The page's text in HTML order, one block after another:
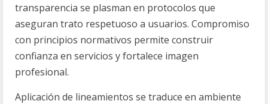
transparencia se plasman en protocolos que
aseguran trato respetuoso a usuarios. Compromiso
con principios normativos permite construir
confianza en servicios y fortalece imagen
profesional.
Aplicación de lineamientos se traduce en ambiente